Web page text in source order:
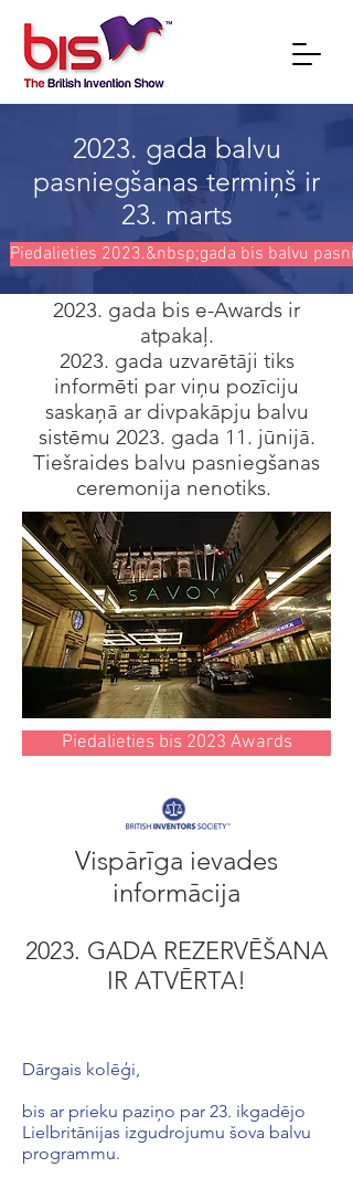
2023. gada balvu
pasniegšanas termiņš ir
23. marts
Piedalieties 2023.&nbsp;gada bis balvu
2023. gada bis e-Awards ir
atpakaļ.
2023. gada uzvarētāji tiks
informēti par viņu pozīciju
saskaņā ar divpakāpju balvu
sistēmu 2023. gada 11. jūnijā.
Tiešraides balvu pasniegšanas
ceremonija nenotiks.
Piedalieties bis 2023 Awards
Vispārīga ievades
informācija
2023. GADA REZERVĒŠANA
IR ATVĒRTA!
Dārgais kolēģi,
bis ar prieku paziņo par 23. ikgadējo
Lielbritānijas izgudrojumu šova balvu
programmu.